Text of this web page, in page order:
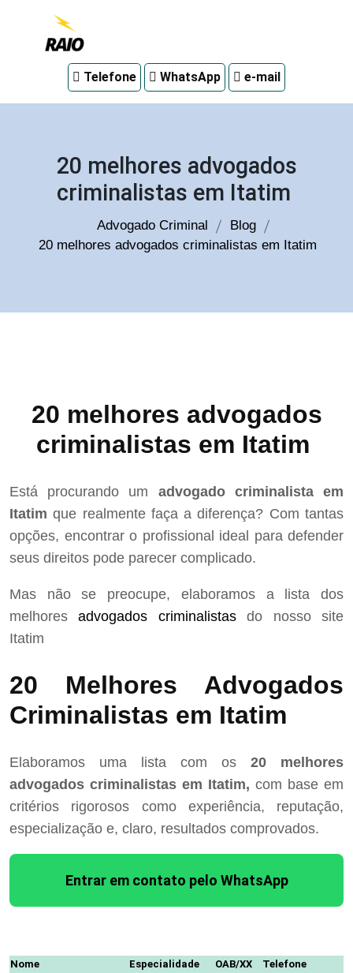
em
Telefone WhatsApp e-mail
20 melhores advogados
criminalistas em Itatim
Advogado Criminal
Blog
20 melhores advogados criminalistas em Itatim
20 melhores advogados
criminalistas em Itatim
Está procurando um advogado criminalista em
Itatim que realmente faça a diferença? Com tantas
opções, encontrar o profissional ideal para defender
seus direitos pode parecer complicado.
Mas não se preocupe, elaboramos a lista dos
melhoresadvogados criminalistasdo nosso site
Itatim
20 Melhores Advogados
Criminalistas em Itatim
Elaboramos uma lista com os 20 melhores
advogados criminalistas em Itatim, com base em
critérios rigorosos como experiência, reputação,
especialização e, claro, resultados comprovados.
Entrar em contato pelo WhatsApp
Nome Especialidade OAB/XX
Telefone